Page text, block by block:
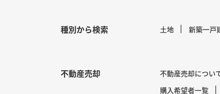
種別から検索 土地 新築一戸
不動産売却 不動産売却につい
購入希望者一覧